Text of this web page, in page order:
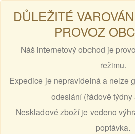
DŮLEŽITÉ
PROVOZ
Náš internetový obchod je
režimu.
Expedice je nepravidelná a nelze
odeslání (řádově týdny
Neskladové zboží je vedeno
poptávka.